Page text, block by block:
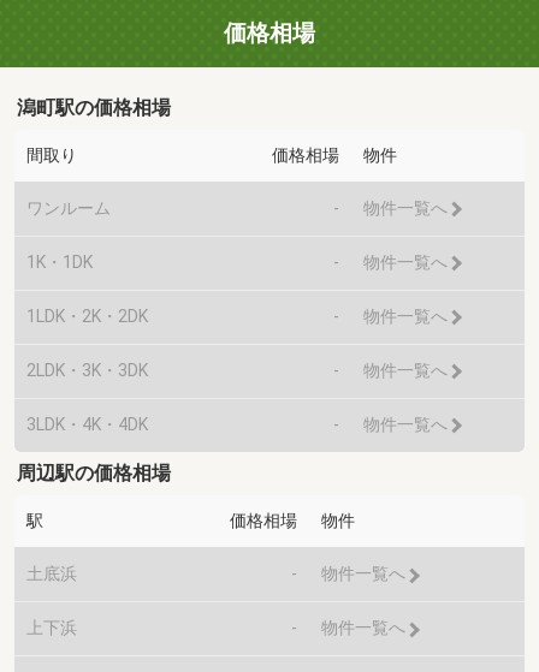
価格相場
潟町駅の価格相場
間取り 価格相場 物件
ワンルーム - 物件一覧へ
1K・1DK - 物件一覧へ
1LDK・2K・2DK - 物件一覧へ
2LDK・3K・3DK - 物件一覧へ
3LDK・4K・4DK - 物件一覧へ
周辺駅の価格相場
駅 価格相場 物件
土底浜 - 物件一覧へ
上下浜 - 物件一覧へ